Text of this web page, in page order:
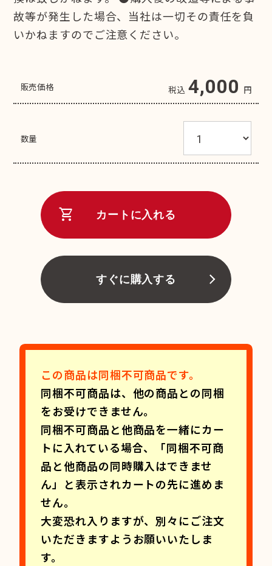
故等が発生した場合、当社は一切その責任を負
いかねますのでご注意ください。
販売価格 税込 4,000 円
数量
shopping_cart カートに入れる
すぐに購入する
この商品は同梱不可商品です。
同梱不可商品は、他の商品との同梱
をお受けできません。
同梱不可商品と他商品を一緒にカー
トに入れている場合、「同梱不可商
品と他商品の同時購入はできませ
ん」と表示されカートの先に進めま
せん。
大変恐れ入りますが、別々にご注文
いただきますようお願いいたしま
す。